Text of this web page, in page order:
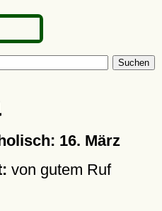
Suchen
16. März
von gutem Ruf